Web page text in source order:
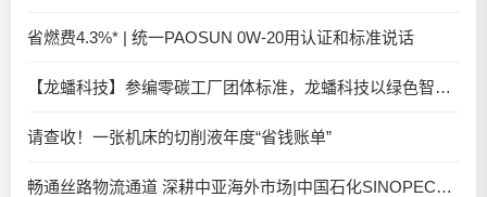
省燃费4.3%* | 统一PAOSUN 0W-20用认证和标准说话
【龙蟠科技】参编零碳工厂团体标准，龙蟠科技以绿色智造锚定零碳未来
请查收！一张机床的切削液年度“省钱账单”
畅通丝路物流通道 深耕中亚海外市场|中国石化SINOPEC润滑油北京-阿拉木图图定班列顺利抵达